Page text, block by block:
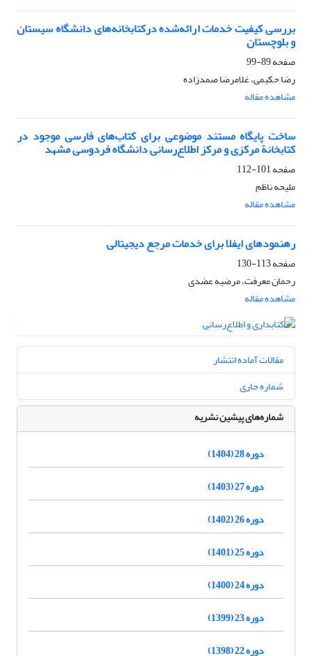
بررسی کیفی‍ّت خدمات ارائه‌شده درکتابخانه‌های دانشگاه سیستان
و بلوچستان
صفحه89-99
رضا حکیمی، غلامرضا صمدزاده
مشاهده مقاله
ساخت پایگاه‌ مستند موضوعی برای کتاب‌های فارسی موجود در
کتابخانة مرکزی و مرکز اطلاع‌رسانی دانشگاه فردوسی مشهد
صفحه101-112
ملیحه ناظم
مشاهده مقاله
رهنمودهای ایفلا برای خدمات مرجع دیجیتالی
صفحه113-130
رحمان معرفت، مرضیه عضدی
مشاهده مقاله
مقالات آماده انتشار
شماره جاری
شماره‌های پیشین نشریه
دوره 28 (1404)
دوره 27 (1403)
دوره 26 (1402)
دوره 25 (1401)
دوره 24 (1400)
دوره 23 (1399)
دوره 22 (1398)